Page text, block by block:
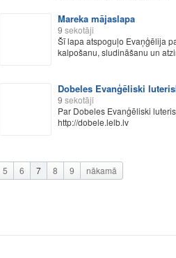
Mareka mājaslapa
9 sekotāji
Šī lapa atspoguļo Evaņģēlija
kalpošanu, sludināšanu un
Dobeles Evanģēliski
9 sekotāji
Par Dobeles Evanģēliski
http://dobele.lelb.lv
5 6 7 8 9 nākamā